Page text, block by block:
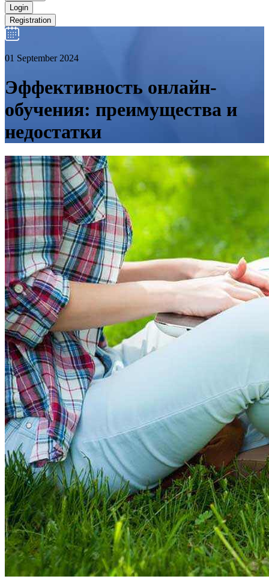
Login
Registration
01 September 2024
Эффективность онлайн-
обучения: преимущества и
недостатки